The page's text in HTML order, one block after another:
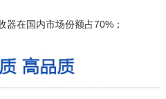
器在国内市场份额占70%；